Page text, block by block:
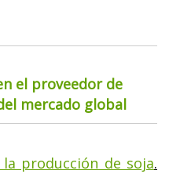
el proveedor de
mercado global
producción de soja.